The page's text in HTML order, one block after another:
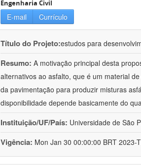
Engenharia Civil
E-mail Currículo
Título do Projeto:estudos para
Resumo: A motivação principal desta
alternativos ao asfalto, que é um material
da pavimentação para produzir misturas
disponibilidade depende basicamente do
Instituição/UF/País: Universidade de São
Vigência: Mon Jan 30 00:00:00 BRT 2023-